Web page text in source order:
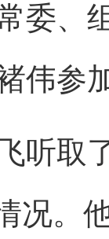
、组
伟参
取了
况。